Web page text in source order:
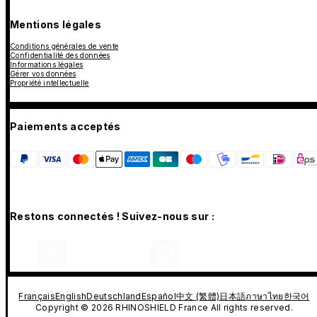
Mentions légales
Conditions générales de vente
Confidentialité des données
Informations légales
Gérer vos données
Propriété intellectuelle
Paiements acceptés
Restons connectés ! Suivez-nous sur :
FrançaisEnglishDeutschlandEspañol中文 (繁體) 日本語ภาษาไทย 한국어
Copyright © 2026 RHINOSHIELD France All rights reserved.